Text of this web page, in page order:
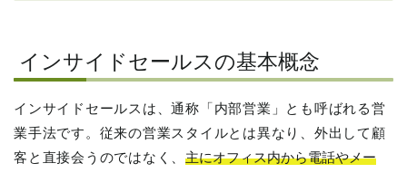
インサイドセールスの基本概念
インサイドセールスは、通称「内部営業」とも呼ばれる営
業手法です。従来の営業スタイルとは異なり、外出して顧
客と直接会うのではなく、 主にオフィス内から電話やメー